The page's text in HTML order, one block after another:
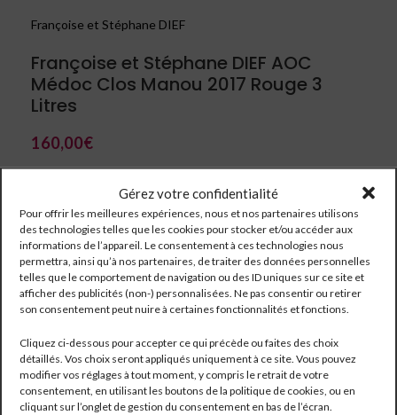
Gérez votre confidentialité
Pour offrir les meilleures expériences, nous et nos partenaires utilisons
des technologies telles que les cookies pour stocker et/ou accéder aux
informations de l’appareil. Le consentement à ces technologies nous
permettra, ainsi qu’à nos partenaires, de traiter des données personnelles
telles que le comportement de navigation ou des ID uniques sur ce site et
afficher des publicités (non-) personnalisées. Ne pas consentir ou retirer
son consentement peut nuire à certaines fonctionnalités et fonctions.
Cliquez ci-dessous pour accepter ce qui précède ou faites des choix
détaillés. Vos choix seront appliqués uniquement à ce site. Vous pouvez
modifier vos réglages à tout moment, y compris le retrait de votre
consentement, en utilisant les boutons de la politique de cookies, ou en
cliquant sur l’onglet de gestion du consentement en bas de l’écran.
Françoise et Stéphane DIEF
Françoise et Stéphane DIEF AOC
Médoc Clos Manou 2017 Rouge 3
Litres
160,00€